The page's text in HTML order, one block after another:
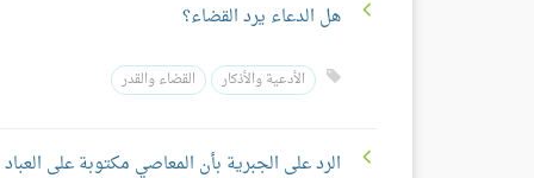
هل الدعاء يرد القضاء؟
الأدعية والأذكار القضاء والقدر
الرد على الجبرية بأن المعاصي مكتوبة على العباد